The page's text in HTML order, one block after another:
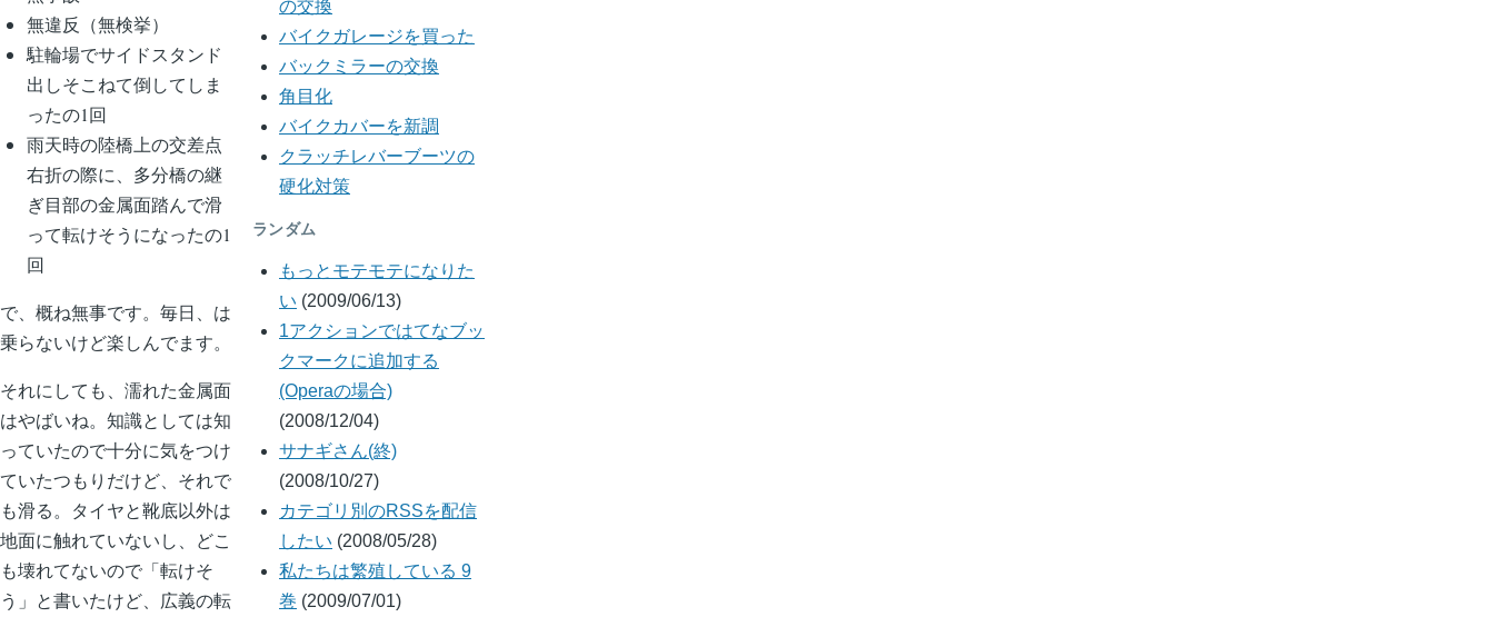
無違反（無検挙）
駐輪場でサイドスタンド
出しそこねて倒してしま
ったの1回
雨天時の陸橋上の交差点
右折の際に、多分橋の継
ぎ目部の金属面踏んで滑
って転けそうになったの1
回
で、概ね無事です。毎日、は
乗らないけど楽しんでます。
それにしても、濡れた金属面
はやばいね。知識としては知
っていたので十分に気をつけ
ていたつもりだけど、それで
も滑る。タイヤと靴底以外は
地面に触れていないし、どこ
も壊れてないので「転けそ
う」と書いたけど、広義の転
の交換
バイクガレージを買った
バックミラーの交換
角目化
バイクカバーを新調
クラッチレバーブーツの
硬化対策
ランダム
もっとモテモテになりた
い (2009/06/13)
1アクションではてなブッ
クマークに追加する
(Operaの場合)
(2008/12/04)
サナギさん(終)
(2008/10/27)
カテゴリ別のRSSを配信
したい (2008/05/28)
私たちは繁殖している 9
巻 (2009/07/01)